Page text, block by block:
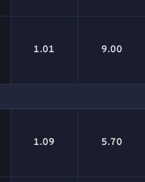
1.01 9.00
1.09 5.70